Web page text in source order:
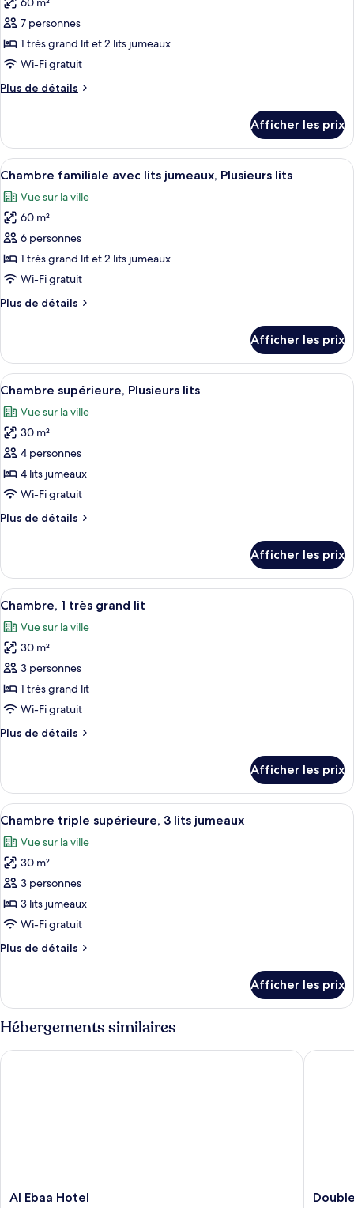
photos
pour
ce
type
chambre :
familiale,
Plusieurs
lits
7 personnes
1 très grand lit et 2 lits jumeaux
Wi-Fi gratuit
Plus de détails
Plus
Chambre
triple
familiale,
lits
Afficher les prix
Afficher
toutes
les
photos
pour
ce
type
chambre :
avec
lits
jumeaux,
Plusieurs
lits
Une chambre d’hôtel avec deux
7
Chambre familiale avec lits jumeaux, Plusieurs lits
Vue sur la ville
60 m²
6 personnes
1 très grand lit et 2 lits jumeaux
Wi-Fi gratuit
Plus de détails
Plus
Chambre
familiale
avec
jumeaux,
Plusieurs
Afficher les prix
Afficher
toutes
les
photos
pour
ce
type
chambre :
Plusieurs
lits
Une chambre d’hôtel avec trois lits,
5
Chambre supérieure, Plusieurs lits
Vue sur la ville
30 m²
4 personnes
4 lits jumeaux
Wi-Fi gratuit
Plus de détails
Plus
Chambre
supérieure,
Plusieurs
Afficher les prix
Afficher
toutes
les
photos
pour
ce
type
chambre :
très
grand
lit
Un plateau de petit-déjeuner bien
6
Chambre, 1 très grand lit
Vue sur la ville
30 m²
3 personnes
1 très grand lit
Wi-Fi gratuit
Plus de détails
Plus
Chambre,
très
lit
Afficher les prix
Afficher
toutes
les
photos
pour
ce
type
chambre :
supérieure,
3
lits
jumeaux
Une chambre d’hôtel avec deux
6
Chambre triple supérieure, 3 lits jumeaux
Vue sur la ville
30 m²
3 personnes
3 lits jumeaux
Wi-Fi gratuit
Plus de détails
Plus
Chambre
triple
supérieure,
lits
Afficher les prix
Hébergements similaires
Al
Al Ebaa Hotel
Al Ebaa Hotel